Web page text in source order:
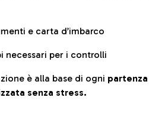
e carta d’imbarco
necessari per i controlli
è alla base di ogni partenza
senza stress.